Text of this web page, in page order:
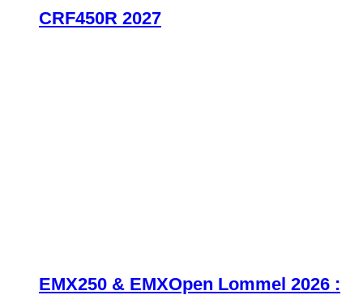
CRF450R 2027
EMX250 & EMXOpen Lommel 2026 :